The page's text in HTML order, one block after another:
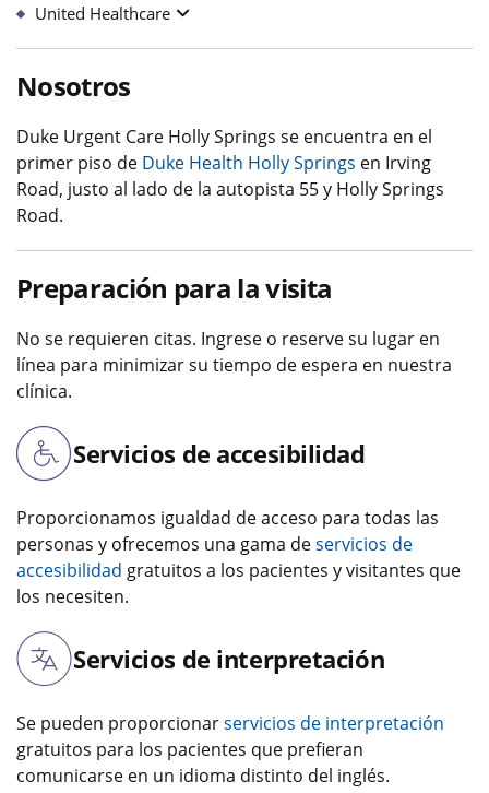
United Healthcare
Nosotros
Duke Urgent Care Holly Springs se encuentra en el
primer piso de Duke Health Holly Springs en Irving
Road, justo al lado de la autopista 55 y Holly Springs
Road.
Preparación para la visita
No se requieren citas. Ingrese o reserve su lugar en
línea para minimizar su tiempo de espera en nuestra
clínica.
Servicios de accesibilidad
Proporcionamos igualdad de acceso para todas las
personas y ofrecemos una gama deservicios de
accesibilidad gratuitos a los pacientes y visitantes que
los necesiten.
Servicios de interpretación
Se pueden proporcionarservicios de interpretación
gratuitos para los pacientes que prefieran
comunicarse en un idioma distinto del inglés.